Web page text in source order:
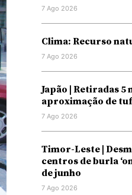
7 Ago 2026
Clima: Recurso
7 Ago 2026
Japão | Retiradas 5
aproximação de
7 Ago 2026
Timor-Leste |
centros de burla
de junho
7 Ago 2026